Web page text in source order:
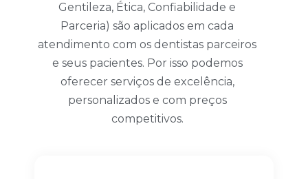
Gentileza, Ética, Confiabilidade e
Parceria) são aplicados em cada
atendimento com os dentistas parceiros
e seus pacientes. Por isso podemos
oferecer serviços de excelência,
personalizados e com preços
competitivos.